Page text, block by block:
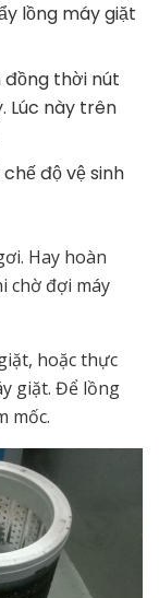
lồng máy giặt
đồng thời nút
Lúc này trên
độ vệ sinh
Hay hoàn
chờ đợi máy
hoặc thực
giặt. Để lồng
mốc.